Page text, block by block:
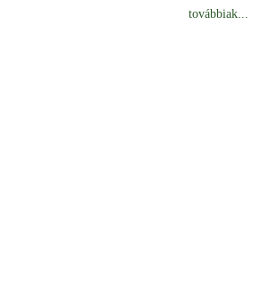
továbbiak...